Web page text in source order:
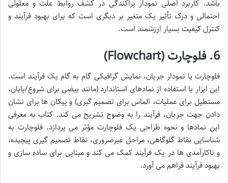
باشد. کاربرد اصلی نمودار پراکندگی در کشف روابط علت و معلولی
احتمالی و درک تأثیر یک متغیر بر دیگری است که برای بهبود فرآیند و
کنترل کیفیت بسیار ارزشمند است.
6. فلوچارت (Flowchart)
فلوچارت یا نمودار جریان، نمایش گرافیکی گام به گام یک فرآیند است.
این ابزار با استفاده از نمادهای استاندارد (مانند بیضی برای شروع/پایان،
مستطیل برای عملیات، الماس برای تصمیم گیری) و پیکان ها برای نشان
دادن جهت جریان، فرآیند را به وضوح تشریح می کند. کتاب به معرفی
این نمادها و نحوه طراحی یک فلوچارت مؤثر می پردازد. فلوچارت به
شناسایی نقاط گلوگاهی، مراحل غیرضروری، نقاط تصمیم گیری پیچیده،
و ناکارآمدی ها در یک فرآیند کمک می کند و مبنایی برای ساده سازی و
بهبود فرآیند فراهم می آورد.